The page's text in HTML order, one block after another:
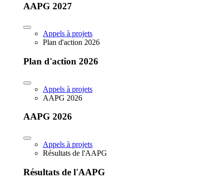
AAPG 2027
Appels à projets
Plan d'action 2026
Plan d'action 2026
Appels à projets
AAPG 2026
AAPG 2026
Appels à projets
Résultats de l'AAPG
Résultats de l'AAPG